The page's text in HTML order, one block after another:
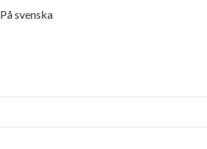
På svenska